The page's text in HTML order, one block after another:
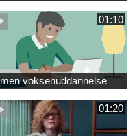
01:10
voksenuddannelse
01:20